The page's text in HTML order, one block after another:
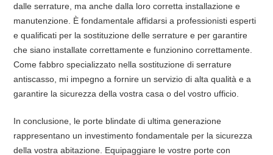
dalle serrature, ma anche dalla loro corretta installazione e
manutenzione. È fondamentale affidarsi a professionisti esperti
e qualificati per la sostituzione delle serrature e per garantire
che siano installate correttamente e funzionino correttamente.
Come fabbro specializzato nella sostituzione di serrature
antiscasso, mi impegno a fornire un servizio di alta qualità e a
garantire la sicurezza della vostra casa o del vostro ufficio.
In conclusione, le porte blindate di ultima generazione
rappresentano un investimento fondamentale per la sicurezza
della vostra abitazione. Equipaggiare le vostre porte con